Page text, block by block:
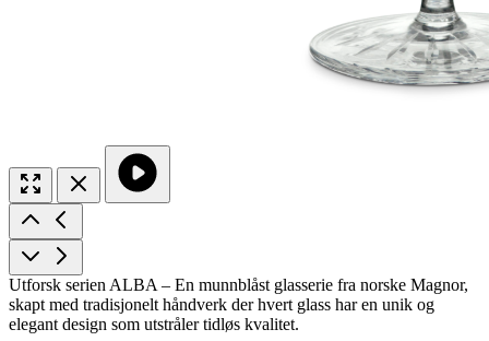
Utforsk serien ALBA – En munnblåst glasserie fra norske Magnor,
skapt med tradisjonelt håndverk der hvert glass har en unik og
elegant design som utstråler tidløs kvalitet.